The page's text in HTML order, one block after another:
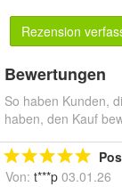
Rezension
Bewertungen
So haben Kunden,
haben, den Kauf
Von: t***p 03.01.26